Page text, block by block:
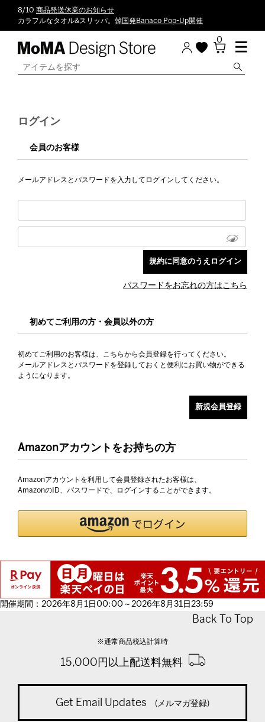
8/10 商品発送休業のお知らせ
カラフルなタオル&スリッパ。 韓国発Banaco Pop-Up開催
0
ログイン
会員のお客様
メールアドレスとパスワードを入力してログインしてください。
パスワードをお忘れの方はこちら
初めてご利用の方・会員以外の方
初めてご利用のお客様は、こちらから会員登録を行ってください。
メールアドレスとパスワードを登録しておくと便利にお買い物ができる
ようになります。
Amazonアカウントをお持ちの方
Amazonアカウントを利用して会員登録されたお客様は、
AmazonのID、パスワードで、ログインすることができます。
開催期間：2026年8月1日00:00～2026年8月31日23:59
Back To Top
※通常商品税込計算時
15,000円以上配送料無料
Get Email Updates (メルマガ登録)